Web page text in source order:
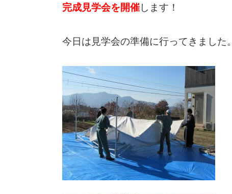
完成見学会を開催します！
今日は見学会の準備に行ってきました。